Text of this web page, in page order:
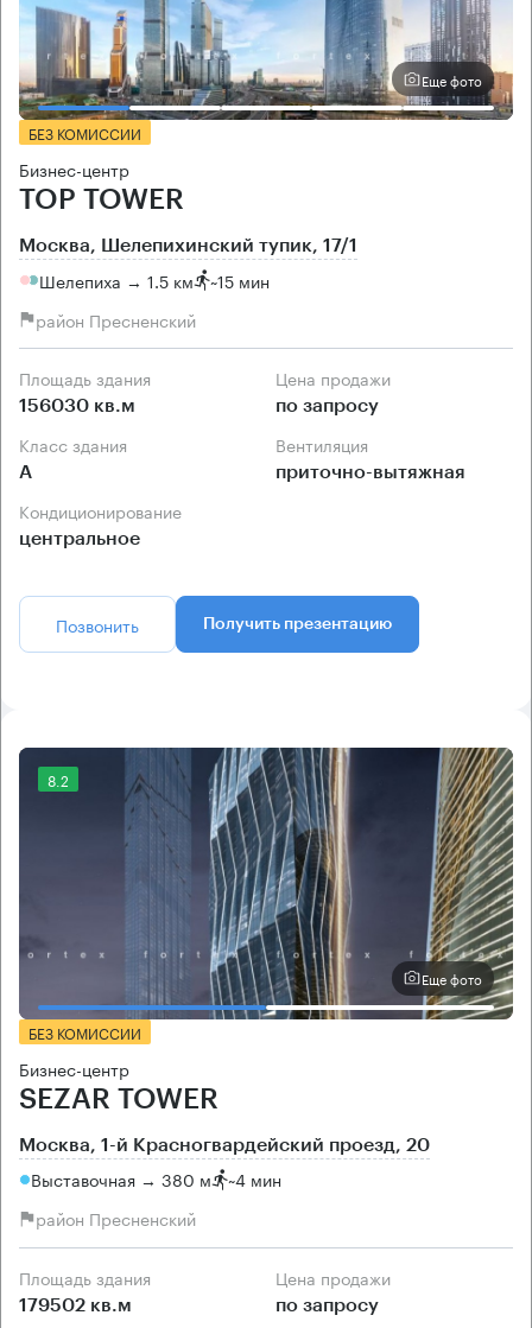
Еще фото
БЕЗ КОМИССИИ
Бизнес-центр
TOP TOWER
Москва, Шелепихинский тупик, 17/1
Шелепиха → 1.5 км ~15 мин
район Пресненский
Площадь здания
156030 кв.м
Цена продажи
по запросу
Класс здания
А
Вентиляция
приточно-вытяжная
Кондиционирование
центральное
Позвонить Получить презентацию
8.2
Еще фото
БЕЗ КОМИССИИ
Бизнес-центр
SEZAR TOWER
Москва, 1-й Красногвардейский проезд, 20
Выставочная → 380 м ~4 мин
район Пресненский
Площадь здания
179502 кв.м
Цена продажи
по запросу